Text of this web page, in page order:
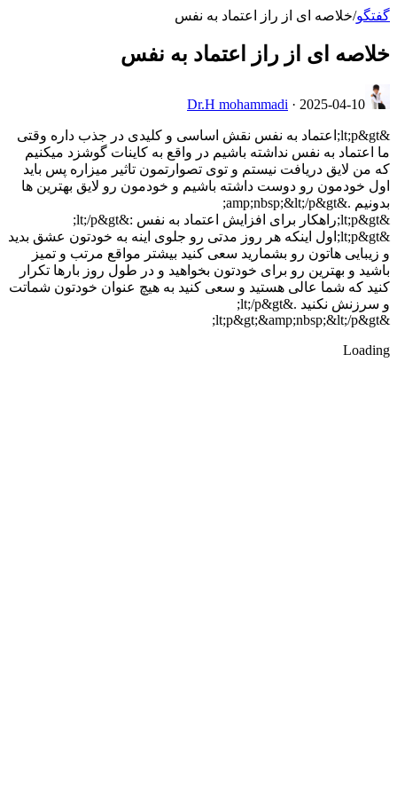
گفتگو/خلاصه ای از راز اعتماد به نفس
خلاصه ای از راز اعتماد به نفس
Dr.H mohammadi · 2025-04-10
&lt;p&gt;اعتماد به نفس نقش اساسی و کلیدی در جذب داره وقتی
ما اعتماد به نفس نداشته باشیم در واقع به کاینات گوشزد میکنیم
که من لایق دریافت نیستم و توی تصوارتمون تاثیر میزاره پس باید
اول خودمون رو دوست داشته باشیم و خودمون رو لایق بهترین ها
بدونیم .&amp;nbsp;&lt;/p&gt;
&lt;p&gt;راهکار برای افزایش اعتماد به نفس :&lt;/p&gt;
&lt;p&gt;اول اینکه هر روز مدتی رو جلوی اینه به خودتون عشق بدید
و زیبایی هاتون رو بشمارید سعی کنید بیشتر مواقع مرتب و تمیز
باشید و بهترین رو برای خودتون بخواهید و در طول روز بارها تکرار
کنید که شما عالی هستید و سعی کنید به هیچ عنوان خودتون شماتت
و سرزنش نکنید .&lt;/p&gt;
&lt;p&gt;&amp;nbsp;&lt;/p&gt;
Loading